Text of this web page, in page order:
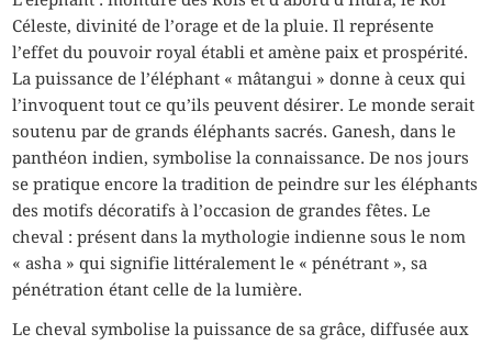
Céleste, divinité de l’orage et de la pluie. Il représente
l’effet du pouvoir royal établi et amène paix et prospérité.
La puissance de l’éléphant « mâtangui » donne à ceux qui
l’invoquent tout ce qu’ils peuvent désirer. Le monde serait
soutenu par de grands éléphants sacrés. Ganesh, dans le
panthéon indien, symbolise la connaissance. De nos jours
se pratique encore la tradition de peindre sur les éléphants
des motifs décoratifs à l’occasion de grandes fêtes. Le
cheval : présent dans la mythologie indienne sous le nom
« asha » qui signifie littéralement le « pénétrant », sa
pénétration étant celle de la lumière.
Le cheval symbolise la puissance de sa grâce, diffusée aux